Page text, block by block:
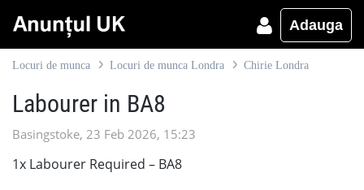
Adauga
Locuri de munca Locuri de munca Londra Chirie Londra
Labourer in BA8
Basingstoke, 23 Feb 2026, 15:23
1x Labourer Required – BA8